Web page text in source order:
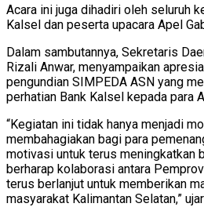
Acara ini juga dihadiri oleh seluruh
Kalsel dan peserta upacara Apel
Dalam sambutannya, Sekretaris
Rizali Anwar, menyampaikan
pengundian SIMPEDA ASN yang
perhatian Bank Kalsel kepada para
“Kegiatan ini tidak hanya menjadi
membahagiakan bagi para
motivasi untuk terus meningkatkan
berharap kolaborasi antara
terus berlanjut untuk memberikan
masyarakat Kalimantan Selatan,”